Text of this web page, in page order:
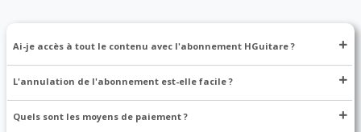
Ai-je accès à tout le contenu avec l'abonnement HGuitare ?
L'annulation de l'abonnement est-elle facile ?
Quels sont les moyens de paiement ?